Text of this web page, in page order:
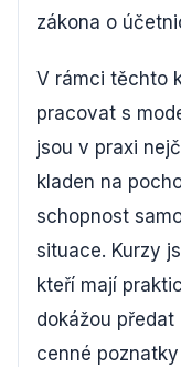
zákona o
V rámci těchto
pracovat s
jsou v praxi
kladen na
schopnost
situace. Kurzy
kteří mají
dokážou
cenné